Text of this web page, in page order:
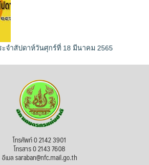
จำสัปดาห์วันศุกร์ที่ 18 มีนาคม 2565
โทรศัพท์ 0 2142 3901
โทรสาร 0 2143 7608
อีเมล saraban@nfc.mail.go.th